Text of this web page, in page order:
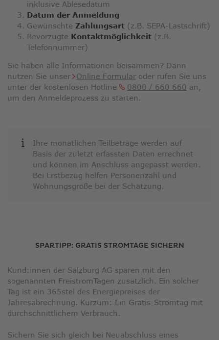
inklusive Ablesedatum
Datum der Anmeldung
Gewünschte Zahlungsart (z.B. SEPA-Lastschrift)
Bevorzugte Kontaktmöglichkeit (z.B.
Telefonnummer)
Sie haben alle Informationen beisammen? Dann
nutzen Sie unser Online Formularoder rufen Sie uns
unter der kostenlosen Hotline
0800 / 660 660 an,
um den Anmeldeprozess zu starten.
Ihre monatlichen Teilbeträge werden auf
Basis der zuletzt erfassten Daten errechnet
und können im Anschluss angepasst werden.
Bei Erstbezug helfen Personenzahl und
Wohnungsgröße bei der Schätzung.
SPARTIPP: GRATIS STROMTAGE SICHERN
Kund:innen der Salzburg AG sparen mit den
sogenannten FreistromTagen zusätzlich. Ein solcher
Tag ist ein 365stel des Energiepreises der
Jahresabrechnung. Kurzum: Ein Gratis-Stromtag mit
durchschnittlichem Verbrauch.
Sichern Sie sich gleich bei Neuabschluss eines